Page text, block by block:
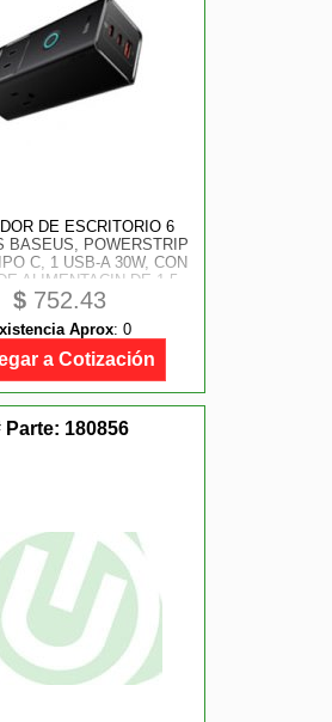
DE ESCRITORIO 6
BASEUS, POWERSTRIP
C, 1 USB-A 30W, CON
ALIMENTACIN DE 1.5
M, COLOR NEGRO
$ 752.43
Aprox: 0
a Cotización
Parte: 180856